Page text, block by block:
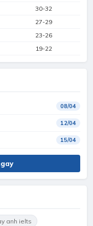
30-32
27-29
23-26
19-22
08/04
12/04
15/04
anh ielts